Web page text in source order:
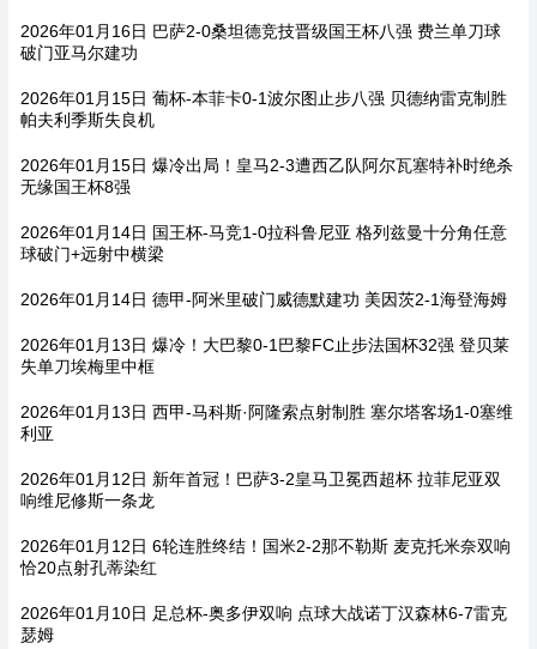
2026年01月16日 巴萨2-0桑坦德竞技晋级国王杯八强 费兰单刀球
破门亚马尔建功
2026年01月15日 葡杯-本菲卡0-1波尔图止步八强 贝德纳雷克制胜
帕夫利季斯失良机
2026年01月15日 爆冷出局！皇马2-3遭西乙队阿尔瓦塞特补时绝杀
无缘国王杯8强
2026年01月14日 国王杯-马竞1-0拉科鲁尼亚 格列兹曼十分角任意
球破门+远射中横梁
2026年01月14日 德甲-阿米里破门威德默建功 美因茨2-1海登海姆
2026年01月13日 爆冷！大巴黎0-1巴黎FC止步法国杯32强 登贝莱
失单刀埃梅里中框
2026年01月13日 西甲-马科斯·阿隆索点射制胜 塞尔塔客场1-0塞维
利亚
2026年01月12日 新年首冠！巴萨3-2皇马卫冕西超杯 拉菲尼亚双
响维尼修斯一条龙
2026年01月12日 6轮连胜终结！国米2-2那不勒斯 麦克托米奈双响
恰20点射孔蒂染红
2026年01月10日 足总杯-奥多伊双响 点球大战诺丁汉森林6-7雷克
瑟姆